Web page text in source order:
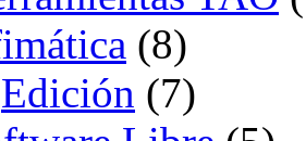
(8)
Edición (7)